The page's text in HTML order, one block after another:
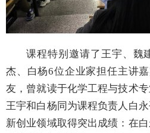
课程特别邀请了王宇、魏
杰、白杨6位企业家担任主讲嘉
友，曾就读于化学工程与技术
王宇和白杨同为课程负责人白
新创业领域取得突出成绩：在